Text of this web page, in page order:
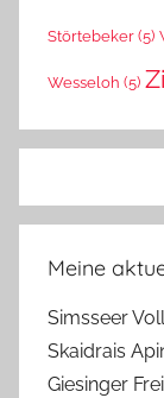
Störtebeker (5)
Wesseloh (5)
Meine
Simsseer
Skaidrais
Giesinger